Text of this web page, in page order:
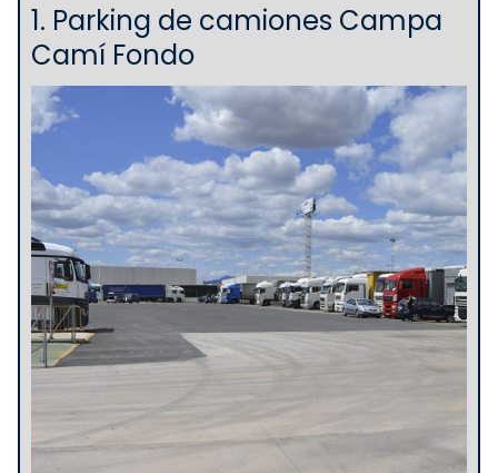
1. Parking de camiones Campa
Camí Fondo